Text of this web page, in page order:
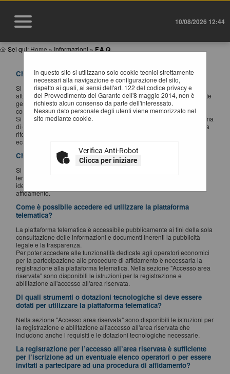
10/08/2026 12:44
Sei qui: Home » Informazioni » F.A.Q.
In questo sito si utilizzano solo cookie tecnici strettamente
necessari alla navigazione e configurazione del sito,
rispetto ai quali, ai sensi dell'art. 122 del codice privacy e
del Provvedimento del Garante dell'8 maggio 2014, non è
richiesto alcun consenso da parte dell'interessato.
Nessun dato personale degli utenti viene memorizzato nel
sito mediante cookie.
Verifica Anti-Robot
Clicca per iniziare
Che cosa si intende per piattaforma telematica?
Si intende il presente sistema informatico (software e hardware)
attraverso il quale è possibile espletare procedure di gara interamente
gestite in modalità digitale nel rispetto delle disposizioni di cui al
codice degli appalti - Dlgs 36/2023.
Si intendono quali sinonimi di piattaforma telematica anche piattaforma
di e-procurement, sistema telematico e Portale Appalti, quest'ultimo fa
riferimento alla componente specificamente dedicata agli operatori
economici.
Che cosa si intende per operatore economico?
Si rimanda alla definizione del codice degli appalti - Dlgs 36/2023. In
termini più semplici, nel contesto della piattaforma telematica, si
identifica con l'impresa che intende partecipare ad una procedura di
affidamento.
Come è possibile accedere ed utilizzare la piattaforma
telematica?
La piattaforma telematica è accessibile pubblicamente ai fini della sola
consultazione delle informazioni e documenti inerenti la pubblicità
legale e la trasparenza.
Per poter accedere alle funzionalità dedicate agli operatori economici
per la partecipazione alle procedure di affidamento è necessaria la
registrazione alla piattaforma telematica. Nella sezione "Accesso area
riservata" sono disponibili le istruzioni per la registrazione e
abilitazione all'accesso all'area riservata.
Di quali strumenti o dotazioni tecnologiche si deve essere
dotati per utilizzare la piattaforma telematica?
Nella sezione "Accesso area riservata" sono disponibili le istruzioni per
la registrazione e abilitazione all'accesso all'area riservata che
includono anche i requisiti e le dotazioni tecnologiche necessarie.
La registrazione per l’accesso all’area riservata è sufficiente
per l’iscrizione ad un eventuale elenco operatori o per essere
invitati a partecipare ad una procedura di affidamento?